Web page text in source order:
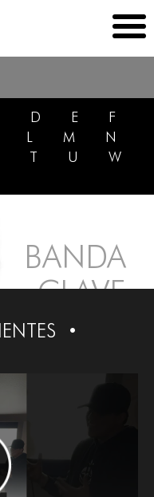
D E
F
L M
N
T U
W
BANDA
CLAVE
NUEVA